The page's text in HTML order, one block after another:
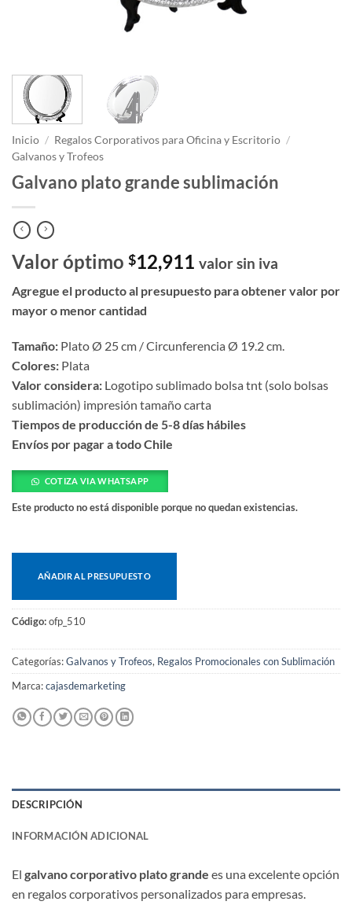
Inicio / Regalos Corporativos para Oficina y Escritorio /
Galvanos y Trofeos
Galvano plato grande sublimación
Valor óptimo $12,911 valor sin iva
Agregue el producto al presupuesto para obtener valor por
mayor o menor cantidad
Tamaño: Plato Ø 25 cm / Circunferencia Ø 19.2 cm.
Colores: Plata
Valor considera: Logotipo sublimado bolsa tnt (solo bolsas
sublimación) impresión tamaño carta
Tiempos de producción de 5-8 días hábiles
Envíos por pagar a todo Chile
COTIZA VIA WHATSAPP
Este producto no está disponible porque no quedan existencias.
AÑADIR AL PRESUPUESTO
Código:ofp_510
Categorías:Galvanos y Trofeos, Regalos Promocionales con Sublimación
Marca:cajasdemarketing
DESCRIPCIÓN
INFORMACIÓN ADICIONAL
El galvano corporativo plato grande es una excelente opción
en regalos corporativos personalizados para empresas.